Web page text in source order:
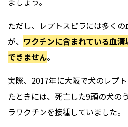
ただし、レプトスピラには多く
が、 ワクチンに含まれている血
できません。
実際、2017年に大阪で犬のレプ
たときには、死亡した9頭の犬の
ラワクチンを接種していました。